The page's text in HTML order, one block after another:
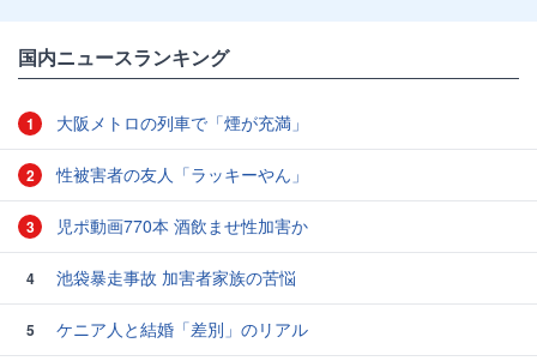
国内ニュースランキング
1 大阪メトロの列車で「煙が充満」
2 性被害者の友人「ラッキーやん」
3 児ポ動画770本 酒飲ませ性加害か
4 池袋暴走事故 加害者家族の苦悩
5
ケニア人と結婚「差別」のリアル